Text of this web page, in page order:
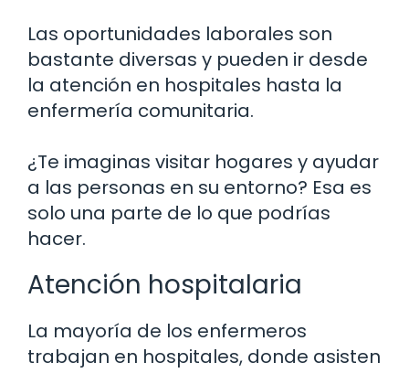
Las oportunidades laborales son
bastante diversas y pueden ir desde
la atención en hospitales hasta la
enfermería comunitaria.
¿Te imaginas visitar hogares y ayudar
a las personas en su entorno? Esa es
solo una parte de lo que podrías
hacer.
Atención hospitalaria
La mayoría de los enfermeros
trabajan en hospitales, donde asisten